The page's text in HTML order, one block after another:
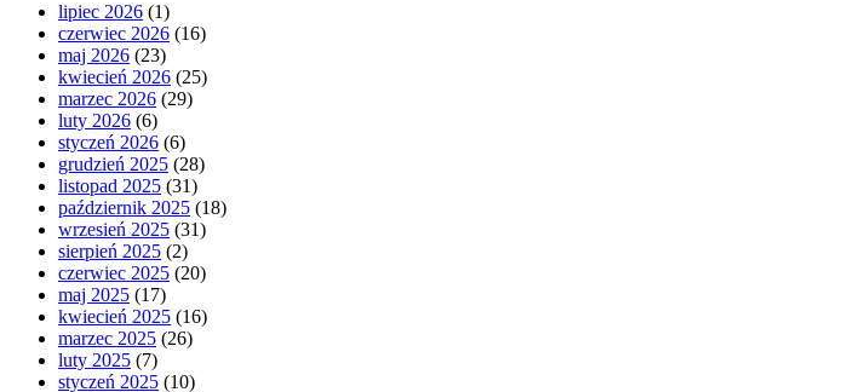
lipiec 2026 (1)
czerwiec 2026 (16)
maj 2026 (23)
kwiecień 2026 (25)
marzec 2026 (29)
luty 2026 (6)
styczeń 2026 (6)
grudzień 2025 (28)
listopad 2025 (31)
październik 2025 (18)
wrzesień 2025 (31)
sierpień 2025 (2)
czerwiec 2025 (20)
maj 2025 (17)
kwiecień 2025 (16)
marzec 2025 (26)
luty 2025 (7)
styczeń 2025 (10)